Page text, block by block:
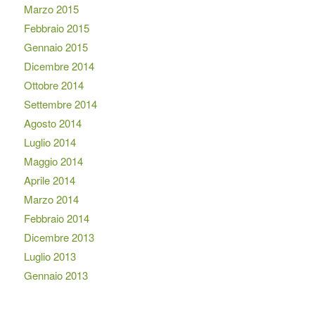
Marzo 2015
Febbraio 2015
Gennaio 2015
Dicembre 2014
Ottobre 2014
Settembre 2014
Agosto 2014
Luglio 2014
Maggio 2014
Aprile 2014
Marzo 2014
Febbraio 2014
Dicembre 2013
Luglio 2013
Gennaio 2013